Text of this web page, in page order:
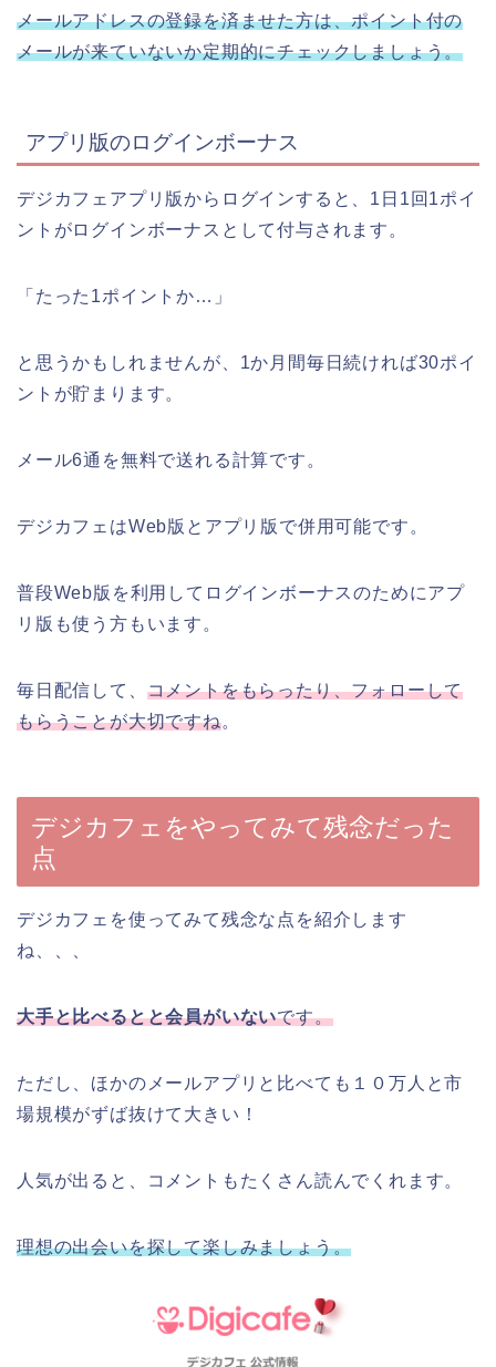
メールアドレスの登録を済ませた方は、ポイント付の
メールが来ていないか定期的にチェックしましょう。
アプリ版のログインボーナス
デジカフェアプリ版からログインすると、1日1回1ポイ
ントがログインボーナスとして付与されます。
「たった1ポイントか…」
と思うかもしれませんが、1か月間毎日続ければ30ポイ
ントが貯まります。
メール6通を無料で送れる計算です。
デジカフェはWeb版とアプリ版で併用可能です。
普段Web版を利用してログインボーナスのためにアプ
リ版も使う方もいます。
毎日配信して、 コメントをもらったり、フォローして
もらうことが大切ですね。
デジカフェをやってみて残念だった
点
デジカフェを使ってみて残念な点を紹介します
ね、、、
大手と比べるとと会員がいないです。
ただし、ほかのメールアプリと比べても１０万人と市
場規模がずば抜けて大きい！
人気が出ると、コメントもたくさん読んでくれます。
理想の出会いを探して楽しみましょう。